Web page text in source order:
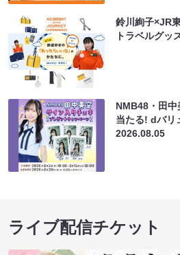
鈴川絢子×JR
トラベルグッ
NMB48・田
当たる! dバリ
2026.08.05
ライブ配信チケット